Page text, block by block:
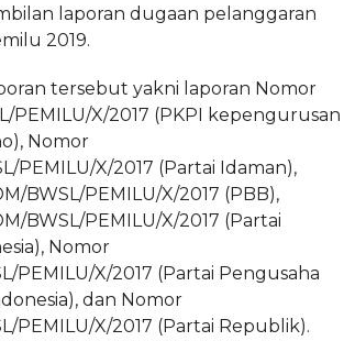
laporan dugaan pelanggaran
2019.
tersebut yakni laporan Nomor
PEMILU/X/2017 (PKPI kepengurusan
Nomor
PEMILU/X/2017 (Partai Idaman),
BWSL/PEMILU/X/2017 (PBB),
BWSL/PEMILU/X/2017 (Partai
Nomor
PEMILU/X/2017 (Partai Pengusaha
dan Nomor
PEMILU/X/2017 (Partai Republik).